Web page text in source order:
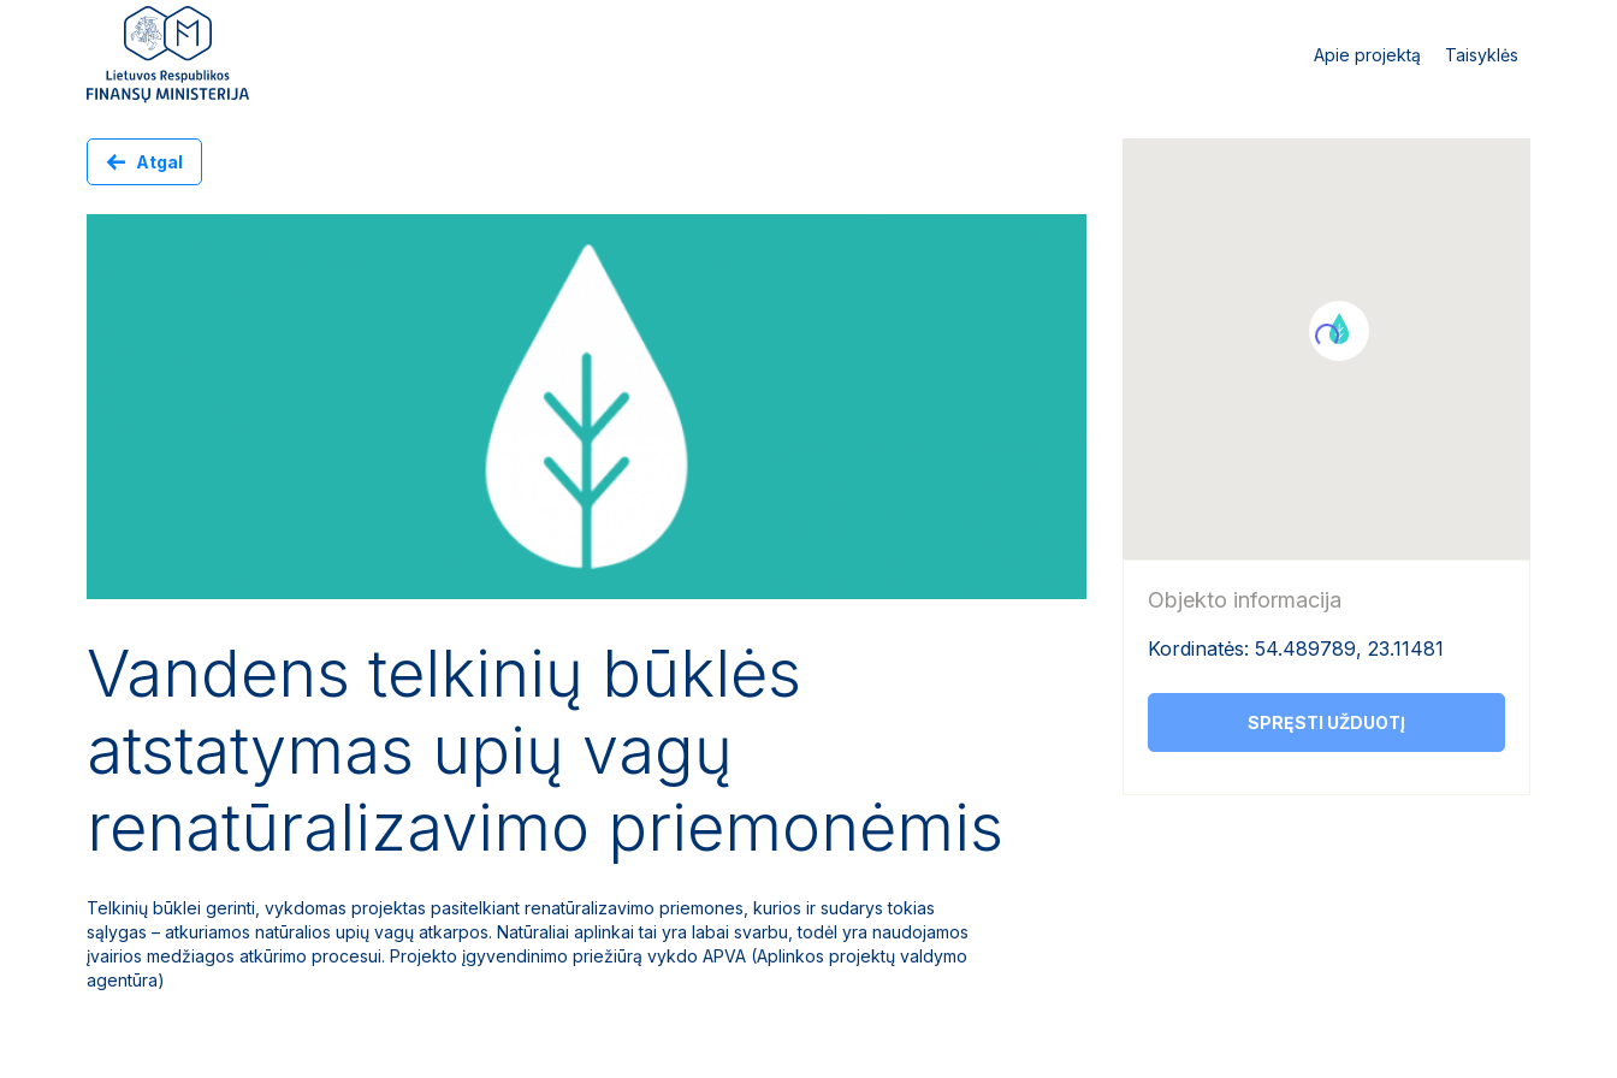
Apie projektą Taisyklės
Objekto informacija
Kordinatės: 54.489789, 23.11481
SPRĘSTI UŽDUOTĮ
Atgal
Vandens telkinių būklės
atstatymas upių vagų
renatūralizavimo priemonėmis
Telkinių būklei gerinti, vykdomas projektas pasitelkiant renatūralizavimo priemones, kurios ir sudarys tokias
sąlygas – atkuriamos natūralios upių vagų atkarpos. Natūraliai aplinkai tai yra labai svarbu, todėl yra naudojamos
įvairios medžiagos atkūrimo procesui. Projekto įgyvendinimo priežiūrą vykdo APVA (Aplinkos projektų valdymo
agentūra)